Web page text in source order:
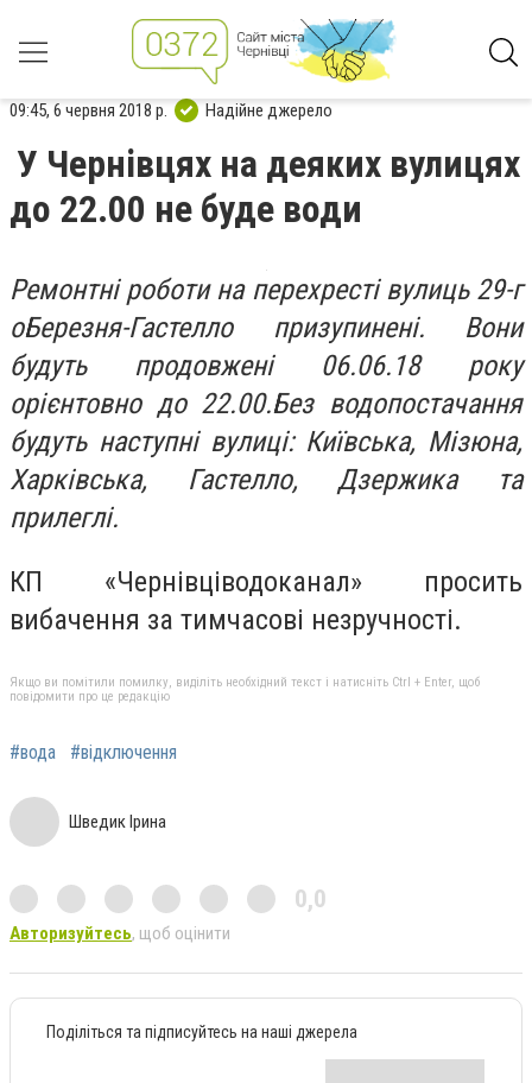
09:45, 6 червня 2018 р. Надійне джерело
У Чернівцях на деяких вулицях
до 22.00 не буде води
Ремонтні роботи на перехресті вулиць 29-г
оБерезня-Гастелло призупинені. Вони
будуть продовжені 06.06.18 року
орієнтовно до 22.00.Без водопостачання
будуть наступні вулиці: Київська, Мізюна,
Харківська, Гастелло, Дзержика та
прилеглі.
КП «Чернівціводоканал» просить
вибачення за тимчасові незручності.
Якщо ви помітили помилку, виділіть необхідний текст і натисніть Ctrl + Enter, щоб
повідомити про це редакцію
#вода #відключення
Шведик Ірина
0,0
Авторизуйтесь, щоб оцінити
Поділіться та підписуйтесь на наші джерела